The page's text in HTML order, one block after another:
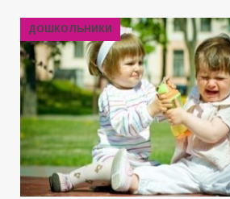
ДОШКОЛЬНИКИ